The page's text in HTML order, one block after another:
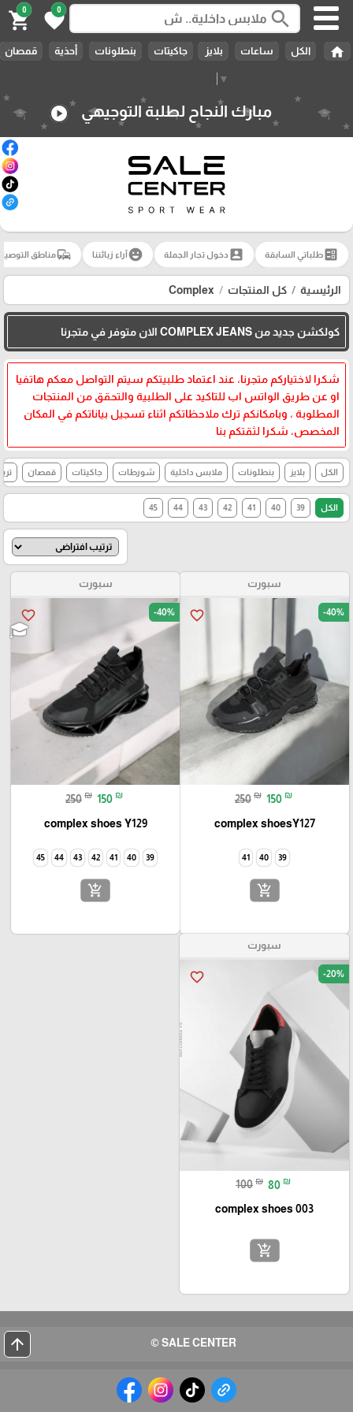
▼
search
0
favorite
0
shopping_cart
home الكل ساعات بلايز جاكيتات بنطلونات أحذية قمصان
مبارك النجاح لطلبة التوجيهي play_circle
🎓
ballotطلباتي السابقة account_box دخول تجار الجملة emoji_emotionsآراء زبائننا commuteمناطق
الرئيسية كل المنتجات Complex
كولكشن جديد من COMPLEX JEANS الان متوفر في متجرنا
شكرا لاختياركم متجرنا، عند اعتماد طلبيتكم سيتم التواصل معكم هاتفيا
او عن طريق الواتس اب للتاكيد على الطلبية والتحقق من المنتجات
المطلوبة ، وبامكانكم ترك ملاحظاتكم اثناء تسجيل بياناتكم في المكان
المخصص، شكرا لثقتكم بنا
الكل بلايز بنطلونات ملابس داخلية شورطات جاكيتات قمصان
الكل 39
40
41
42
43
44
45
سبورت
favorite_border -40%
250 ₪ 150 ₪
complex shoesY127
39
40
41
add_shopping_cart
سبورت
favorite_border -40%
250 ₪ 150 ₪
complex shoes Y129
39
40
41
42
43
44
45
add_shopping_cart
سبورت
favorite_border -20%
100 ₪ 80 ₪
complex shoes 003
add_shopping_cart
SALE CENTER ©
arrow_upward